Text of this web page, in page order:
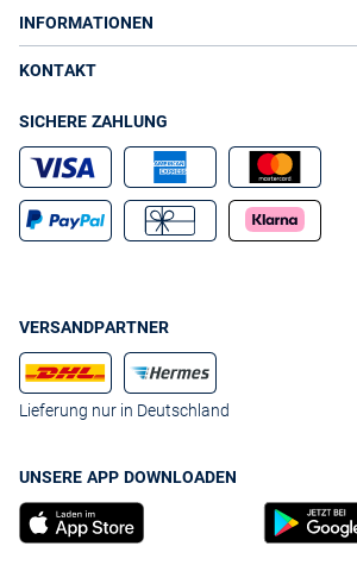
INFORMATIONEN
KONTAKT
SICHERE ZAHLUNG
VERSANDPARTNER
Lieferung nur in Deutschland
UNSERE APP DOWNLOADEN